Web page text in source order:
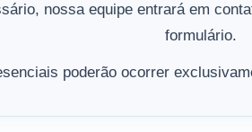
nossa equipe entrará em
formulário.
poderão ocorrer